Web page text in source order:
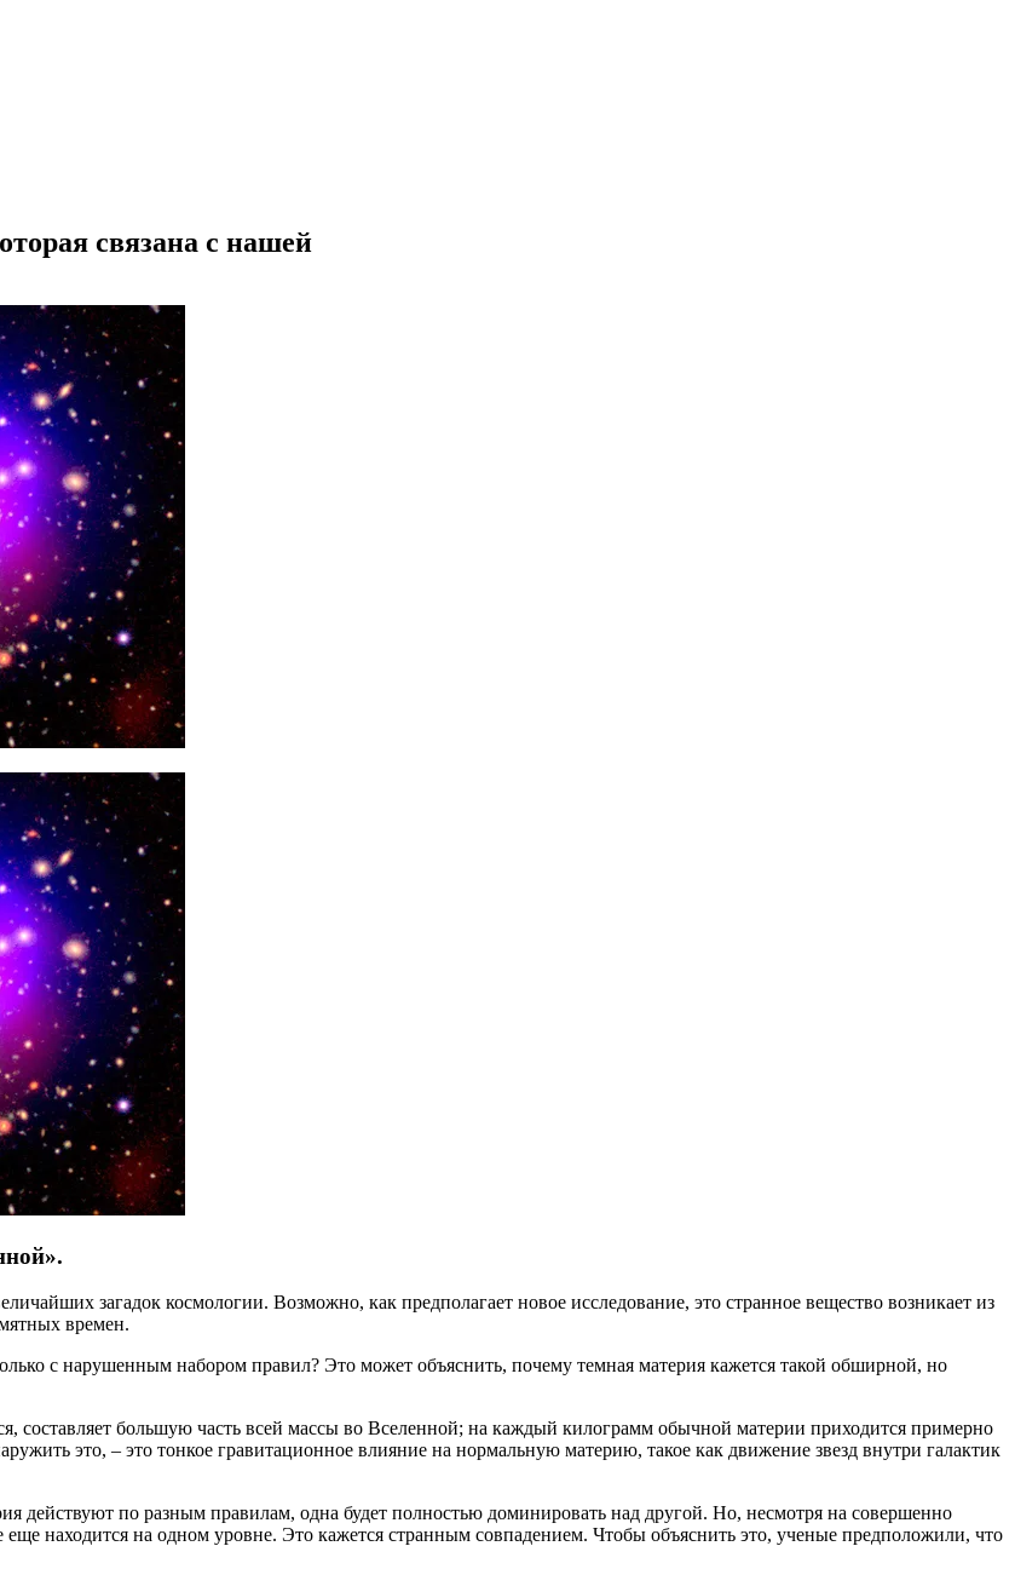
связана с нашей
загадок космологии. Возможно, как предполагает новое исследование, это странное вещество возникает из
времен.
с нарушенным набором правил? Это может объяснить, почему темная материя кажется такой обширной, но
составляет большую часть всей массы во Вселенной; на каждый килограмм обычной материи приходится примерно
это, – это тонкое гравитационное влияние на нормальную материю, такое как движение звезд внутри галактик
действуют по разным правилам, одна будет полностью доминировать над другой. Но, несмотря на совершенно
находится на одном уровне. Это кажется странным совпадением. Чтобы объяснить это, ученые предположили, что